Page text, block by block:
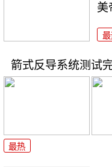
美
箭式反导系统测试
最热